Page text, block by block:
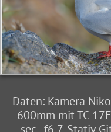
Daten: Kamera
600mm mit TC-
sec., f6,7, Stativ